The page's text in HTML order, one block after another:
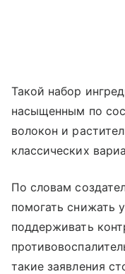
Такой набор
насыщенным по
волокон и
классических
По словам
помогать снижать
поддерживать
такие заявления